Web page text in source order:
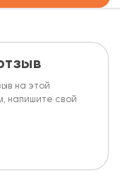
на этой
напишите свой